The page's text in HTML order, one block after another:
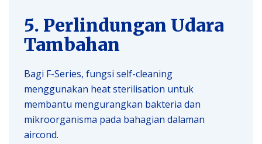
5. Perlindungan Udara
Tambahan
Bagi F-Series, fungsi self-cleaning
menggunakan heat sterilisation untuk
membantu mengurangkan bakteria dan
mikroorganisma pada bahagian dalaman
aircond.